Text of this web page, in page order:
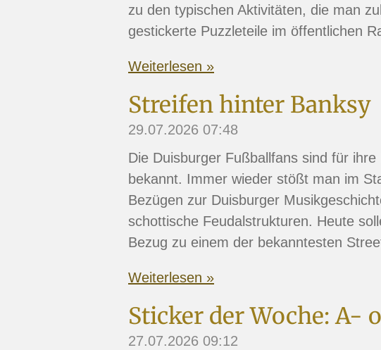
zu den typischen Aktivitäten, die man
gestickerte Puzzleteile im öffentlichen
Weiterlesen »
Streifen hinter Banksy
29.07.2026 07:48
Die Duisburger Fußballfans sind für
bekannt. Immer wieder stößt man im
Bezügen zur Duisburger
schottische Feudalstrukturen. Heute
Bezug zu einem der bekanntesten
Weiterlesen »
Sticker der Woche: A-
27.07.2026 09:12